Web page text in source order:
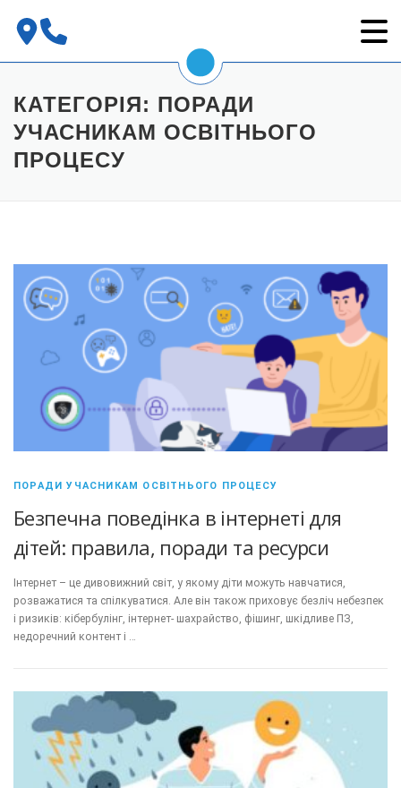
вмістуКАТЕГОРІЯ: ПОРАДИ
УЧАСНИКАМ ОСВІТНЬОГО
ПРОЦЕСУ
ПОРАДИ УЧАСНИКАМ ОСВІТНЬОГО ПРОЦЕСУ
Безпечна поведінка в інтернеті для
дітей: правила, поради та ресурси
Інтернет – це дивовижний світ, у якому діти можуть навчатися,
розважатися та спілкуватися. Але він також приховує безліч небезпек
і ризиків: кібербулінг, інтернет- шахрайство, фішинг, шкідливе ПЗ,
недоречний контент і …